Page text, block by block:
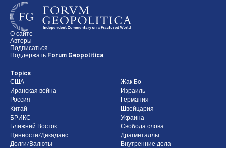
О сайте
Авторы
Подписаться
Поддержать Forum Geopolitica
Topics
США
Жак Бо
Иранская война
Израиль
Россия
Германия
Китай
Швейцария
БРИКС
Украина
Ближний Восток
Свобода слова
Ценности/Декаданс
Драгметаллы
Долги/Валюты
Внутренние дела